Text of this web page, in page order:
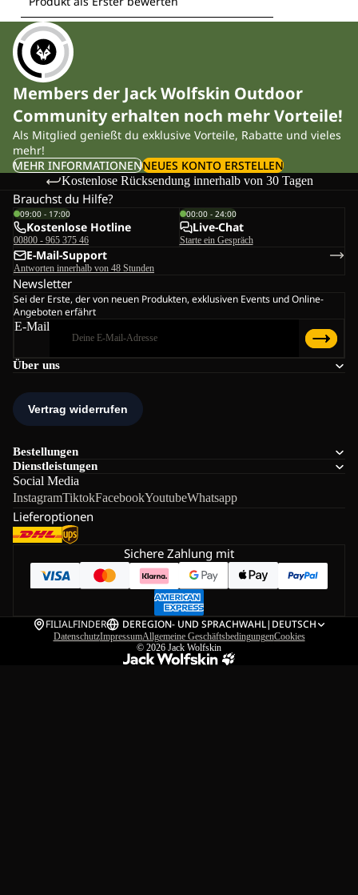
Members der Jack Wolfskin Outdoor
Community erhalten noch mehr Vorteile!
Als Mitglied genießt du exklusive Vorteile, Rabatte und vieles
mehr!
MEHR INFORMATIONENNEUES KONTO ERSTELLEN
Kostenlose Rücksendung innerhalb von 30 Tagen
Über uns
Bestellungen
Dienstleistungen
Social Media
InstagramTiktokFacebookYoutubeWhatsapp
Lieferoptionen
Brauchst du Hilfe?
09:00 - 17:00
Kostenlose Hotline
00800 - 965 375 46
00:00 - 24:00
Live-Chat
Starte ein Gespräch
E-Mail-Support
Antworten innerhalb von 48 Stunden
Newsletter
Sei der Erste, der von neuen Produkten, exklusiven Events und Online-
Angeboten erfährt
E-Mail
Sichere Zahlung mit
FILIALFINDER DEREGION- UND SPRACHWAHL| DEUTSCH
DatenschutzImpressumAllgemeine GeschäftsbedingungenCookies
© 2026 Jack Wolfskin